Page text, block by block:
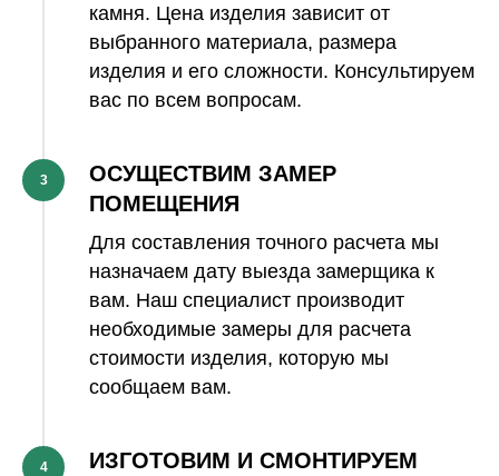
камня. Цена изделия зависит от
выбранного материала, размера
изделия и его сложности. Консультируем
вас по всем вопросам.
3
ОСУЩЕСТВИМ ЗАМЕР
ПОМЕЩЕНИЯ
Для составления точного расчета мы
назначаем дату выезда замерщика к
вам. Наш специалист производит
необходимые замеры для расчета
стоимости изделия, которую мы
сообщаем вам.
4
ИЗГОТОВИМ И СМОНТИРУЕМ